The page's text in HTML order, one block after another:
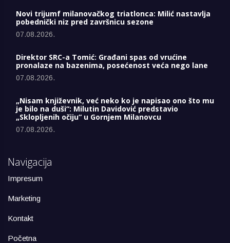
Novi trijumf milanovačkog triatlonca: Milić nastavlja
pobednički niz pred završnicu sezone
07.08.2026.
Direktor SRC-a Tomić: Građani spas od vrućine
pronalaze na bazenima, posećenost veća nego lane
07.08.2026.
„Nisam književnik, već neko ko je napisao ono što mu
je bilo na duši“: Milutin Davidović predstavio
„Sklopljenih očiju“ u Gornjem Milanovcu
07.08.2026.
Navigacija
Impresum
Marketing
Kontakt
Početna